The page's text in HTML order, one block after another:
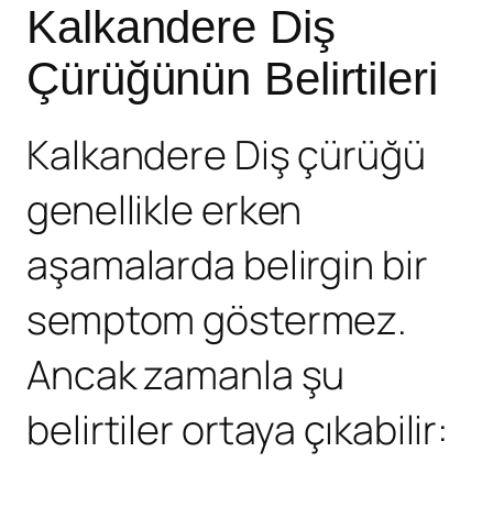
Kalkandere Diş
Çürüğünün Belirtileri
Kalkandere Diş çürüğü
genellikle erken
aşamalarda belirgin bir
semptom göstermez.
Ancak zamanla şu
belirtiler ortaya çıkabilir: